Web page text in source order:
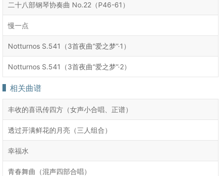
二十八部钢琴协奏曲 No.22（P46-61）
慢一点
Notturnos S.541（3首夜曲“爱之梦”·1）
Notturnos S.541（3首夜曲“爱之梦”·2）
相关曲谱
丰收的喜讯传四方（女声小合唱、正谱）
透过开满鲜花的月亮（三人组合）
幸福水
青春舞曲（混声四部合唱）